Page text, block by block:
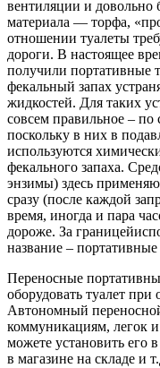
вентиляции и довольно
материала — торфа,
отношении туалеты
дороги. В настоящее
получили портативные
фекальный запах
жидкостей. Для таких
совсем правильное – по
поскольку в них в
используются
фекального запаха.
энзимы) здесь
сразу (после каждой
время, иногда и пара
дороже. За
название – портативные
Переносные
оборудовать туалет при
Автономный
коммуникациям, легок
можете установить его
в магазине на складе и